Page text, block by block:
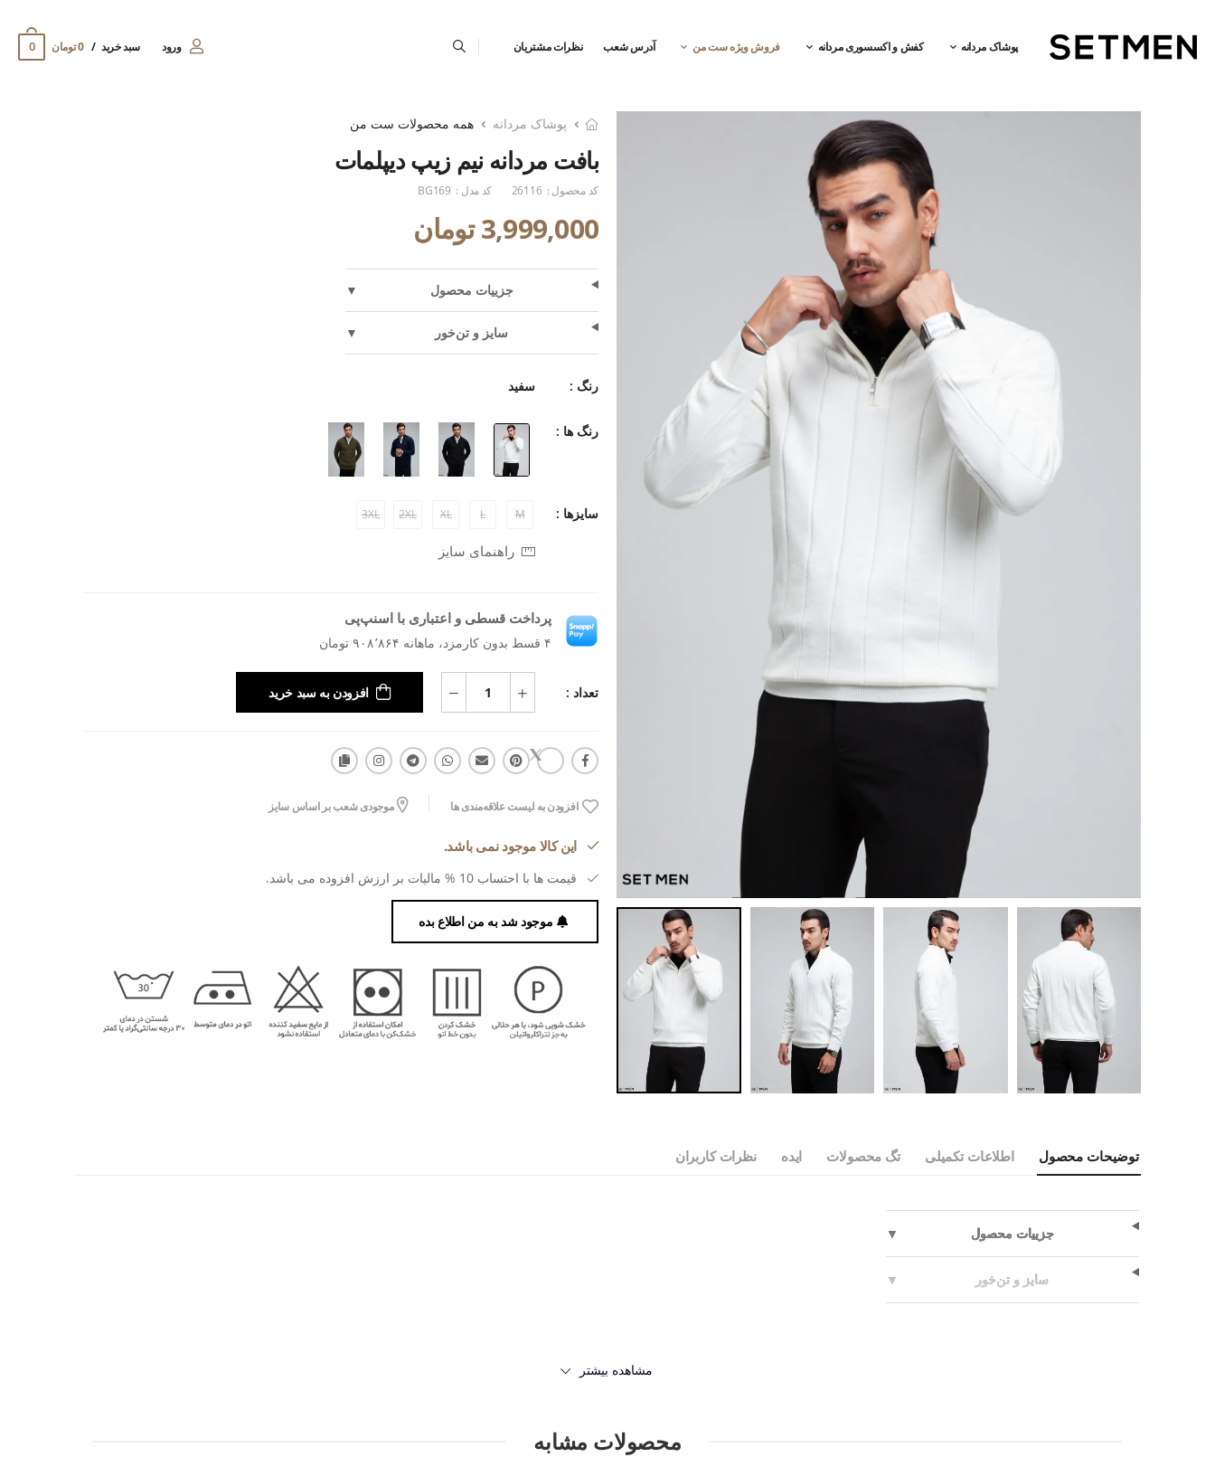
پوشاک مردانه کفش و اکسسوری مردانه فروش ویژه ست من آدرس شعب نظرات مشتریان ورود سبد خرید 0 تومان 0
پوشاک مردانه همه محصولات ست من
بافت مردانه نیم زیپ دیپلمات
کد محصول : 26116 کد مدل : BG169
3,999,000 تومان
جزییات محصول ▼
سایز و تن‌خور ▼
رنگ : سفید
رنگ ها :
سایزها : M
L
XL
2XL
3XL
راهنمای سایز
پرداخت قسطی و اعتباری با اسنپ‌پی
۴ قسط بدون کارمزد، ماهانه ۹۰۸٬۸۶۴ تومان
تعداد : افزودن به سبد خرید
افزودن به لیست علاقه‌مندی ها موجودی شعب بر اساس سایز
این کالا موجود نمی باشد.
قیمت ها با احتساب 10 % مالیات بر ارزش افزوده می باشد.
موجود شد به من اطلاع بده
توضیحات محصول اطلاعات تکمیلی تگ محصولات ایده نظرات کاربران
جزییات محصول ▼
سایز و تن‌خور ▼
مشاهده بیشتر
محصولات مشابه